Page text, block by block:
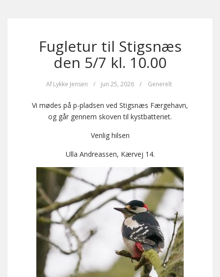
Fugletur til Stigsnæs
den 5/7 kl. 10.00
Af Lykke Jensen / jun 25, 2026 / Generelt
Vi mødes på p-pladsen ved Stigsnæs Færgehavn,
og går gennem skoven til kystbatteriet.
Venlig hilsen
Ulla Andreassen, Kærvej 14.